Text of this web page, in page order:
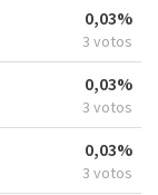
0,03%
3 votos
0,03%
3 votos
0,03%
3 votos